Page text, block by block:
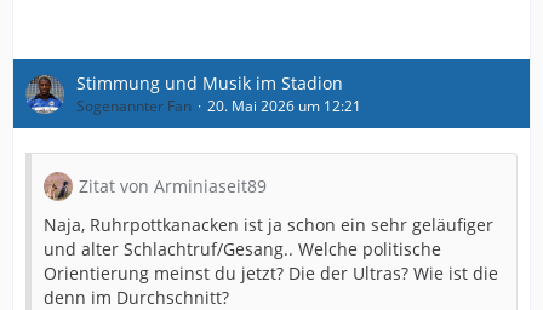
Stimmung und Musik im Stadion
Sogenannter Fan 20. Mai 2026 um 12:21
Zitat von Arminiaseit89
Naja, Ruhrpottkanacken ist ja schon ein sehr geläufiger
und alter Schlachtruf/Gesang.. Welche politische
Orientierung meinst du jetzt? Die der Ultras? Wie ist die
denn im Durchschnitt?